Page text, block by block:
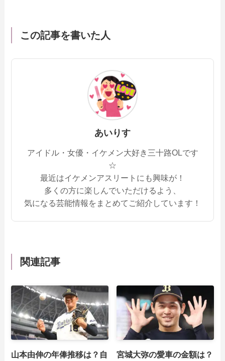
この記事を書いた人
あいりす
アイドル・女優・イケメン大好き三十路OLです
☆
最近はイケメンアスリートにも興味が！
多くの方に楽しんでいただけるよう、
気になる芸能情報をまとめてご紹介しています！
関連記事
山本由伸の年俸推移は？自
宮城大弥の愛車の金額は？